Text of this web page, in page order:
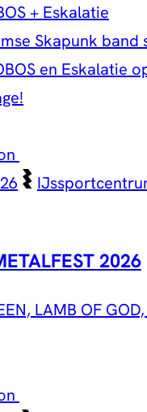
+ Eskalatie
Skapunk band
en Eskalatie
2026
LAMB OF